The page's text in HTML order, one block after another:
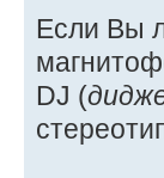
Если Вы
DJ (